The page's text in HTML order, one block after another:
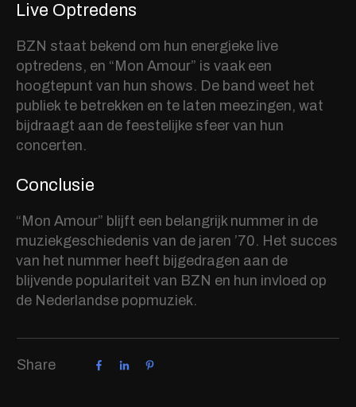
Live Optredens
BZN staat bekend om hun energieke live
optredens, en “Mon Amour” is vaak een
hoogtepunt van hun shows. De band weet het
publiek te betrekken en te laten meezingen, wat
bijdraagt aan de feestelijke sfeer van hun
concerten.
Conclusie
“Mon Amour” blijft een belangrijk nummer in de
muziekgeschiedenis van de jaren ’70. Het succes
van het nummer heeft bijgedragen aan de
blijvende populariteit van BZN en hun invloed op
de Nederlandse popmuziek.
Share